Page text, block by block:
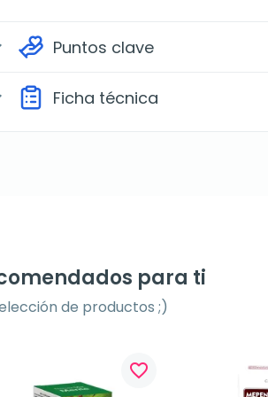
Puntos clave
Ficha técnica
para ti
de productos ;)
favorite_border